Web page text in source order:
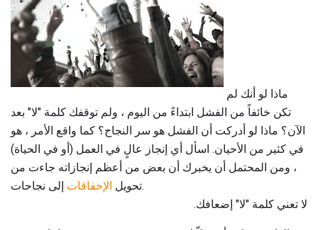
تكن خائفاً من الفشل ابتداءً من اليوم ، ولم توقفك كلمة "لا" بعد
الآن؟ ماذا لو أدركت أن الفشل هو سر النجاح؟ كما واقع الأمر ، هو
في كثير من الأحيان. اسأل أي إنجاز عالٍ في العمل (أو في الحياة)
، ومن المحتمل أن يخبرك أن بعض من أعظم إنجازاته جاءت من
تحويل الإخفاقات
إلى نجاحات.
لا تعني كلمة "لا" إضعافك.